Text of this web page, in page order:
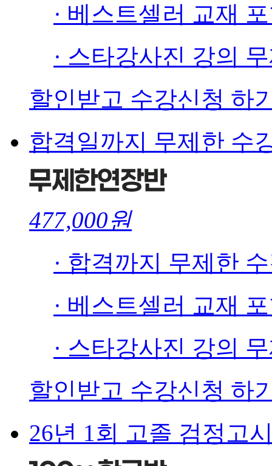
· 베스트셀러 교재
· 스타강사진 강의
할인받고 수강신청 하
합격일까지 무제한 수
477,000원
· 합격까지 무제한
· 베스트셀러 교재
· 스타강사진 강의
할인받고 수강신청 하
26년 1회 고졸 검정고